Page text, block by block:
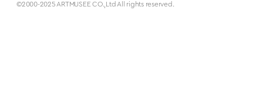
©2000-2025 ARTMUSEE CO.,Ltd All rights reserved.